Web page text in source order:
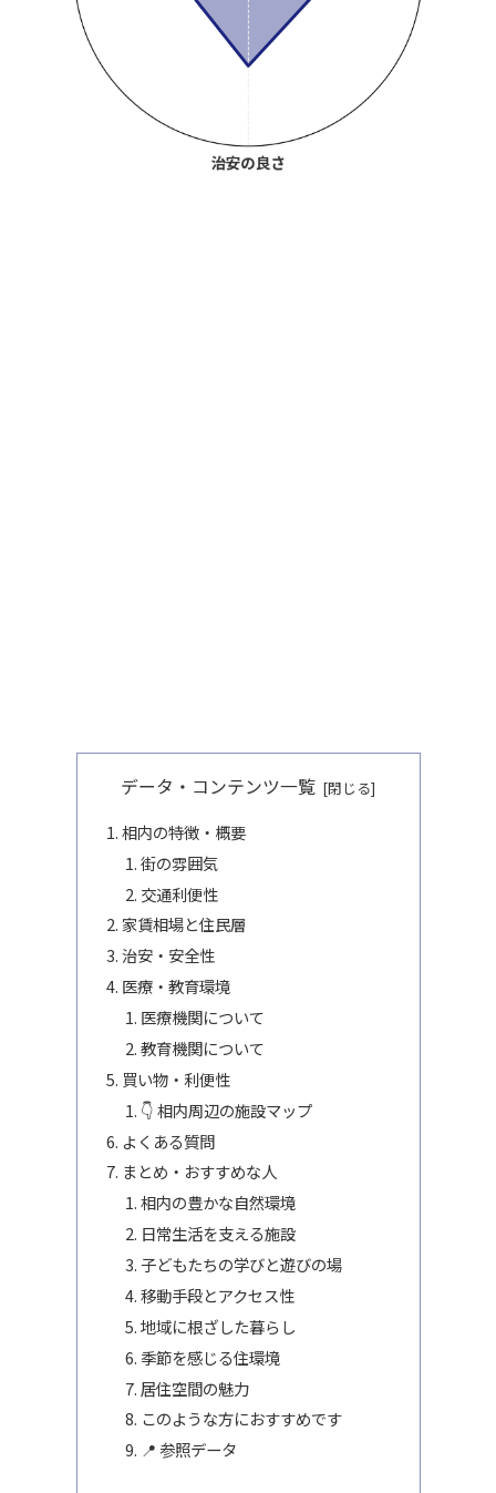
データ・コンテンツ一覧
相内の特徴・概要
街の雰囲気
交通利便性
家賃相場と住民層
治安・安全性
医療・教育環境
医療機関について
教育機関について
買い物・利便性
👇 相内周辺の施設マップ
よくある質問
まとめ・おすすめな人
相内の豊かな自然環境
日常生活を支える施設
子どもたちの学びと遊びの場
移動手段とアクセス性
地域に根ざした暮らし
季節を感じる住環境
居住空間の魅力
このような方におすすめです
📍 参照データ